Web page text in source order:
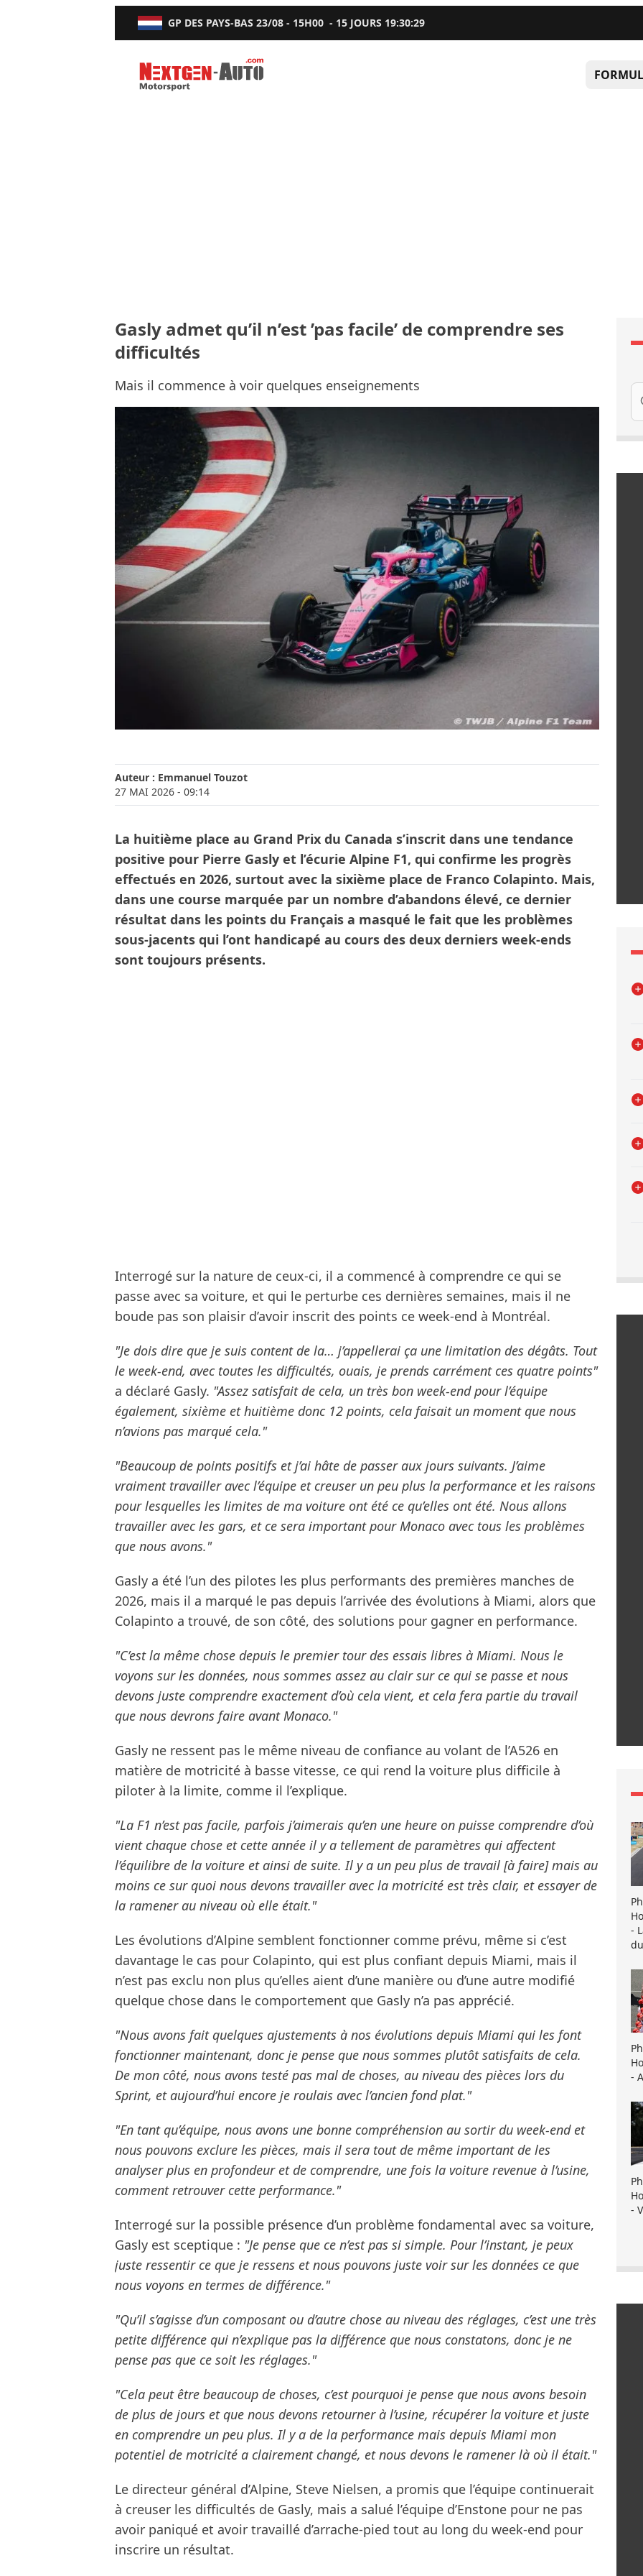
GP DES PAYS-BAS 23/08 - 15H00 - 15 JOURS 19:30:28
Nextgen-Auto.com
Gasly admet qu’il n’est ’pas facile’ de comprendre ses
difficultés
Mais il commence à voir quelques enseignements
Auteur : Emmanuel Touzot
27 MAI 2026 - 09:14
La huitième place au Grand Prix du Canada s’inscrit dans une tendance
positive pour Pierre Gasly et l’écurie Alpine F1, qui confirme les progrès
effectués en 2026, surtout avec la sixième place de Franco Colapinto. Mais,
dans une course marquée par un nombre d’abandons élevé, ce dernier
résultat dans les points du Français a masqué le fait que les problèmes
sous-jacents qui l’ont handicapé au cours des deux derniers week-ends
sont toujours présents.
Interrogé sur la nature de ceux-ci, il a commencé à comprendre ce qui se
passe avec sa voiture, et qui le perturbe ces dernières semaines, mais il ne
boude pas son plaisir d’avoir inscrit des points ce week-end à Montréal.
"Je dois dire que je suis content de la… j’appellerai ça une limitation des dégâts. Tout
le week-end, avec toutes les difficultés, ouais, je prends carrément ces quatre points"
a déclaré Gasly. "Assez satisfait de cela, un très bon week-end pour l’équipe
également, sixième et huitième donc 12 points, cela faisait un moment que nous
n’avions pas marqué cela."
"Beaucoup de points positifs et j’ai hâte de passer aux jours suivants. J’aime
vraiment travailler avec l’équipe et creuser un peu plus la performance et les raisons
pour lesquelles les limites de ma voiture ont été ce qu’elles ont été. Nous allons
travailler avec les gars, et ce sera important pour Monaco avec tous les problèmes
que nous avons."
Gasly a été l’un des pilotes les plus performants des premières manches de
2026, mais il a marqué le pas depuis l’arrivée des évolutions à Miami, alors que
Colapinto a trouvé, de son côté, des solutions pour gagner en performance.
"C’est la même chose depuis le premier tour des essais libres à Miami. Nous le
voyons sur les données, nous sommes assez au clair sur ce qui se passe et nous
devons juste comprendre exactement d’où cela vient, et cela fera partie du travail
que nous devrons faire avant Monaco."
Gasly ne ressent pas le même niveau de confiance au volant de l’A526 en
matière de motricité à basse vitesse, ce qui rend la voiture plus difficile à
piloter à la limite, comme il l’explique.
"La F1 n’est pas facile, parfois j’aimerais qu’en une heure on puisse comprendre d’où
vient chaque chose et cette année il y a tellement de paramètres qui affectent
l’équilibre de la voiture et ainsi de suite. Il y a un peu plus de travail [à faire] mais au
moins ce sur quoi nous devons travailler avec la motricité est très clair, et essayer de
la ramener au niveau où elle était."
Les évolutions d’Alpine semblent fonctionner comme prévu, même si c’est
davantage le cas pour Colapinto, qui est plus confiant depuis Miami, mais il
n’est pas exclu non plus qu’elles aient d’une manière ou d’une autre modifié
quelque chose dans le comportement que Gasly n’a pas apprécié.
"Nous avons fait quelques ajustements à nos évolutions depuis Miami qui les font
fonctionner maintenant, donc je pense que nous sommes plutôt satisfaits de cela.
De mon côté, nous avons testé pas mal de choses, au niveau des pièces lors du
Sprint, et aujourd’hui encore je roulais avec l’ancien fond plat."
"En tant qu’équipe, nous avons une bonne compréhension au sortir du week-end et
nous pouvons exclure les pièces, mais il sera tout de même important de les
analyser plus en profondeur et de comprendre, une fois la voiture revenue à l’usine,
comment retrouver cette performance."
Interrogé sur la possible présence d’un problème fondamental avec sa voiture,
Gasly est sceptique : "Je pense que ce n’est pas si simple. Pour l’instant, je peux
juste ressentir ce que je ressens et nous pouvons juste voir sur les données ce que
nous voyons en termes de différence."
"Qu’il s’agisse d’un composant ou d’autre chose au niveau des réglages, c’est une très
petite différence qui n’explique pas la différence que nous constatons, donc je ne
pense pas que ce soit les réglages."
"Cela peut être beaucoup de choses, c’est pourquoi je pense que nous avons besoin
de plus de jours et que nous devons retourner à l’usine, récupérer la voiture et juste
en comprendre un peu plus. Il y a de la performance mais depuis Miami mon
potentiel de motricité a clairement changé, et nous devons le ramener là où il était."
Le directeur général d’Alpine, Steve Nielsen, a promis que l’équipe continuerait
à creuser les difficultés de Gasly, mais a salué l’équipe d’Enstone pour ne pas
avoir paniqué et avoir travaillé d’arrache-pied tout au long du week-end pour
inscrire un résultat.
-
-
-